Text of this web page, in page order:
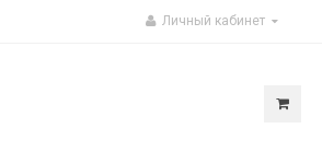
Личный кабинет